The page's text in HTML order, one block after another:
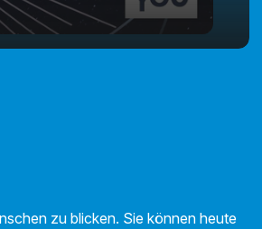
zu blicken. Sie können heute